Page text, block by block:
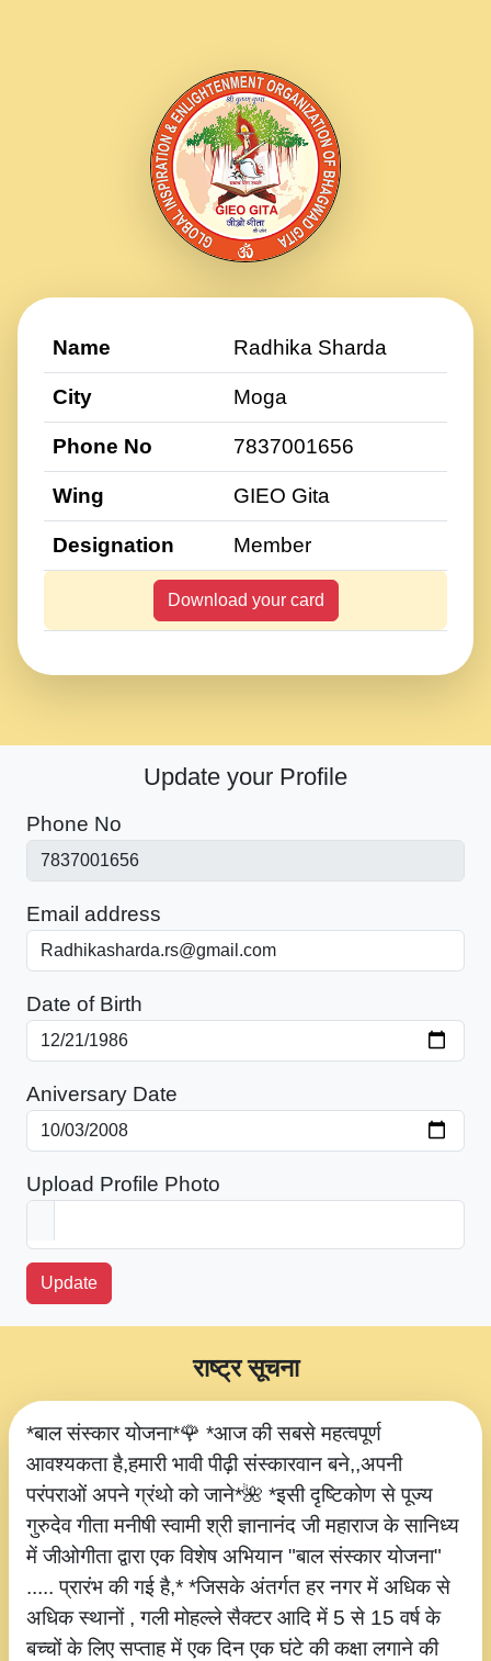
Name Radhika Sharda
City Moga
Phone No 7837001656
Wing GIEO Gita
Designation Member
Download your card
Update your Profile
Phone No
Email address
Date of Birth
Aniversary Date
Upload Profile Photo
Update
*बाल संस्कार योजना*🌹 *आज की सबसे महत्वपूर्ण
आवश्यकता है,हमारी भावी पीढ़ी संस्कारवान बने,,अपनी
परंपराओं अपने ग्रंथो को जाने*🌺 *इसी दृष्टिकोण से पूज्य
गुरुदेव गीता मनीषी स्वामी श्री ज्ञानानंद जी महाराज के सानिध्य
में जीओगीता द्वारा एक विशेष अभियान "बाल संस्कार योजना"
..... प्रारंभ की गई है,* *जिसके अंतर्गत हर नगर में अधिक से
अधिक स्थानों , गली मोहल्ले सैक्टर आदि में 5 से 15 वर्ष के
बच्चों के लिए सप्ताह में एक दिन एक घंटे की कक्षा लगाने की
राष्ट्र सूचना